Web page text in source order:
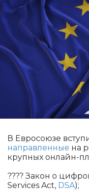
В Евросоюзе
направленные на
крупных онлайн-
???? Закон о
Services Act, DSA);